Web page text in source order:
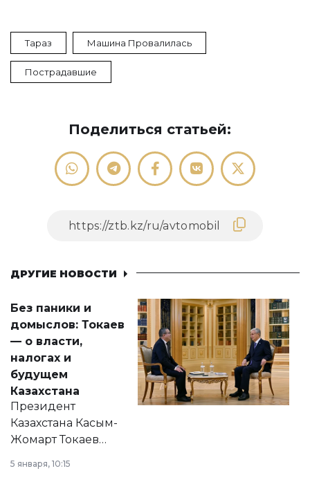
Тараз Машина Провалилась
Пострадавшие
Поделиться статьей:
ДРУГИЕ НОВОСТИ
Без паники и
домыслов: Токаев
— о власти,
налогах и
будущем
Казахстана
Президент
Казахстана Касым-
Жомарт Токаев
сразу несколько
5 января, 10:15